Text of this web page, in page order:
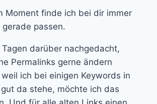
Moment finde ich bei dir immer
passen.
darüber nachgedacht,
Permalinks gerne ändern
ich bei einigen Keywords in
da stehe, möchte ich das